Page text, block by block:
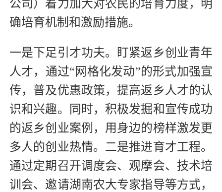
公司）着力加大对农民的培育力度，明
确培育机制和激励措施。
一是下足引才功夫。盯紧返乡创业青年
人才，通过“网格化发动”的形式加强宣
传，普及优惠政策，提高返乡人才的认
识和兴趣。同时，积极发掘和宣传成功
的返乡创业案例，用身边的榜样激发更
多人的创业热情。二是推进育才工程。
通过定期召开调度会、观摩会、技术培
训会、邀请湖南农大专家指导等方式，